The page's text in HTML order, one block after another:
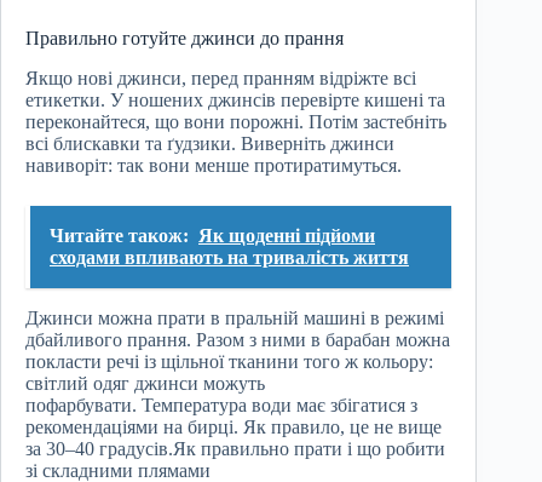
Правильно готуйте джинси до прання
Якщо нові джинси, перед пранням відріжте всі
етикетки. У ношених джинсів перевірте кишені та
переконайтеся, що вони порожні. Потім застебніть
всі блискавки та ґудзики. Виверніть джинси
навиворіт: так вони менше протиратимуться.
Читайте також: Як щоденні підйоми
сходами впливають на тривалість життя
Джинси можна прати в пральній машині в режимі
дбайливого прання. Разом з ними в барабан можна
покласти речі із щільної тканини того ж кольору:
світлий одяг джинси можуть
пофарбувати. Температура води має збігатися з
рекомендаціями на бирці. Як правило, це не вище
за 30–40 градусів.Як правильно прати і що робити
зі складними плямами